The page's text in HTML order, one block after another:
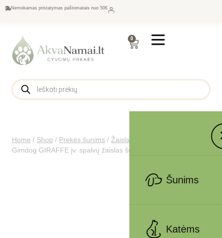
Nemokamas pristatymas paštomatais nuo 50€
0
Šunims
Katėms
Home / Shop / Prekės šunims / Žaislai
Gimdog GIRAFFE įv. spalvų žaislas šuniui